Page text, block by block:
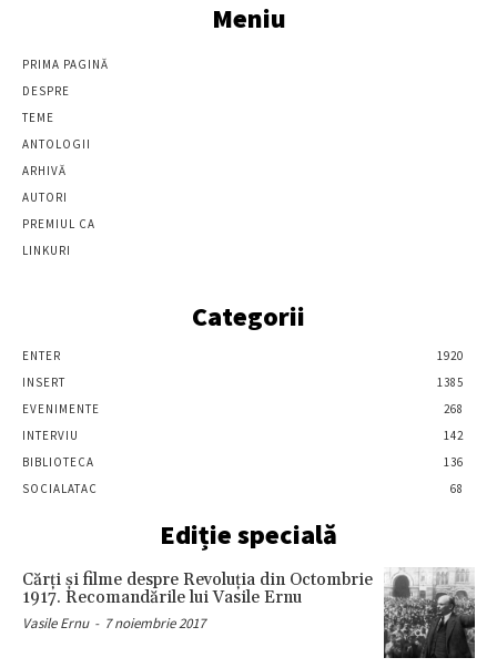
Meniu
PRIMA PAGINĂ
DESPRE
TEME
ANTOLOGII
ARHIVĂ
AUTORI
PREMIUL CA
LINKURI
Categorii
ENTER
1920
INSERT
1385
EVENIMENTE
268
INTERVIU
142
BIBLIOTECA
136
SOCIALATAC
68
Ediție specială
Cărţi şi filme despre Revoluţia din Octombrie
1917. Recomandările lui Vasile Ernu
Vasile Ernu - 7 noiembrie 2017